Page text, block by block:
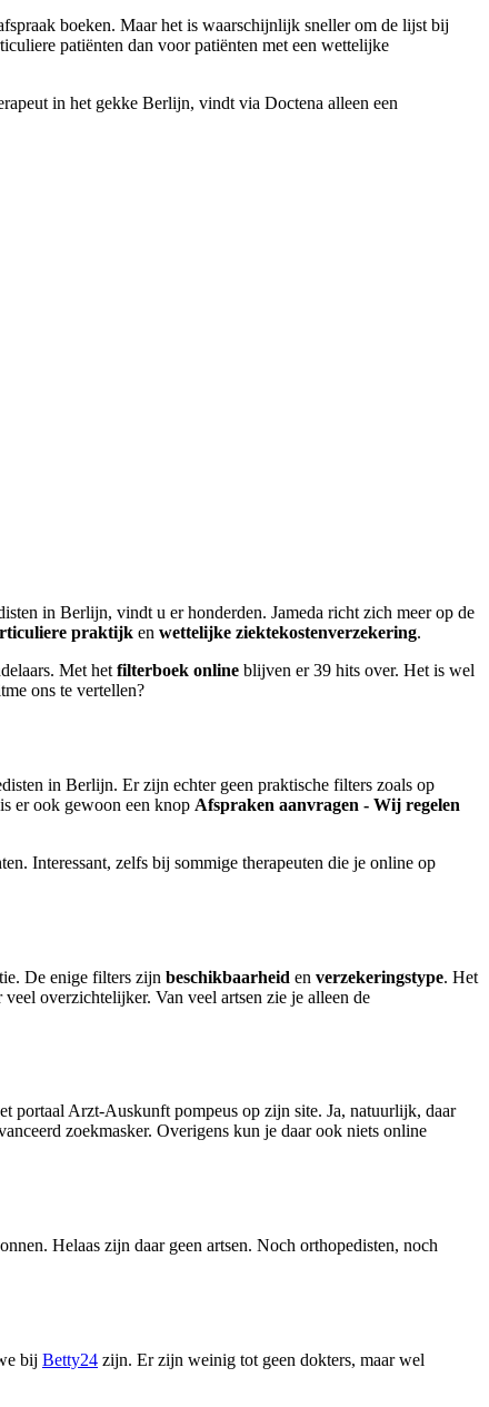
boeken. Maar het is waarschijnlijk sneller om de lijst bij
patiënten dan voor patiënten met een wettelijke
in het gekke Berlijn, vindt via Doctena alleen een
in Berlijn, vindt u er honderden. Jameda richt zich meer op de
praktijk en wettelijke ziektekostenverzekering.
Met het filterboek online blijven er 39 hits over. Het is wel
ons te vertellen?
in Berlijn. Er zijn echter geen praktische filters zoals op
er ook gewoon een knop Afspraken aanvragen - Wij regelen
Interessant, zelfs bij sommige therapeuten die je online op
De enige filters zijn beschikbaarheid en verzekeringstype. Het
overzichtelijker. Van veel artsen zie je alleen de
portaal Arzt-Auskunft pompeus op zijn site. Ja, natuurlijk, daar
zoekmasker. Overigens kun je daar ook niets online
Helaas zijn daar geen artsen. Noch orthopedisten, noch
bij Betty24 zijn. Er zijn weinig tot geen dokters, maar wel